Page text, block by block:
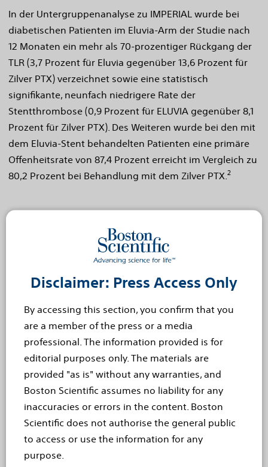
Disclaimer: Press Access Only
By accessing this section, you confirm that you
are a member of the press or a media
professional. The information provided is for
editorial purposes only. The materials are
provided "as is" without any warranties, and
Boston Scientific assumes no liability for any
inaccuracies or errors in the content. Boston
Scientific does not authorise the general public
to access or use the information for any
purpose.
In der Untergruppenanalyse zu IMPERIAL wurde bei
diabetischen Patienten im Eluvia-Arm der Studie nach
12 Monaten ein mehr als 70-prozentiger Rückgang der
TLR (3,7 Prozent für Eluvia gegenüber 13,6 Prozent für
Zilver PTX) verzeichnet sowie eine statistisch
signifikante, neunfach niedrigere Rate der
Stentthrombose (0,9 Prozent für ELUVIA gegenüber 8,1
Prozent für Zilver PTX). Des Weiteren wurde bei den mit
dem Eluvia-Stent behandelten Patienten eine primäre
Offenheitsrate von 87,4 Prozent erreicht im Vergleich zu
80,2 Prozent bei Behandlung mit dem Zilver PTX.2
IMPERIAL-Studie behandelten Diabetikern eine
ausgezeichnete Gefäßoffenheit und ein gutes
Sicherheitsprofil beobachtet", erläutert Professor Dr.
Stefan Müller-Hülsbeck, Chefarzt des Instituts für
Neuroradiologie, Ev.-Luth. Diakonissenastalt zu
Flensburg, Akademisches Lehrkrankenhaus des UKSH –
Campus Kiel, und Co-Principal Investigator der
IMPERIAL-Studie. "Diese starken klinischen Ergebnisse
untermauern, was in der randomisierten klinischen
IMPERIAL-Studie und der Studie zu langen Läsionen
bereits nachgewiesen wurde, dass nämlich der Eluvia-
Stent eine sinnvolle und effektive Behandlungsoption
insbesondere für solche Patienten ist, die einige der
problematischsten Läsionen und Krankheitsbilder